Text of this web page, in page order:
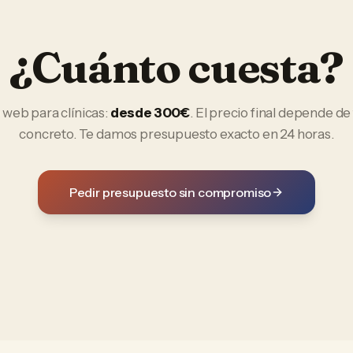
¿Cuánto cuesta?
web paraclínicas: desde 300€. El precio final depende de
concreto. Te damos presupuesto exacto en 24 horas.
Pedir presupuesto sin compromiso